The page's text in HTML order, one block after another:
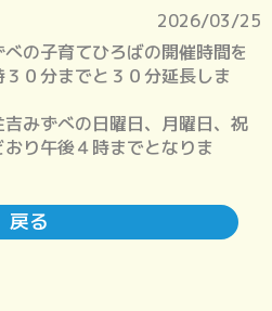
2026/03/25
の子育てひろばの開催時間を
０分までと３０分延長しま
みずべの日曜日、月曜日、祝
り午後４時までとなりま
戻る